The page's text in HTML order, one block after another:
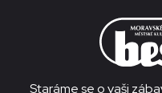
Staráme se o vaši